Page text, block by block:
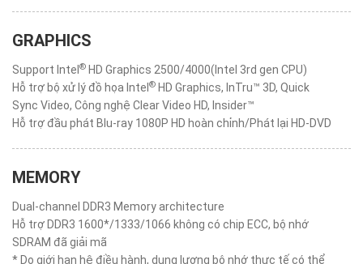
GRAPHICS
Support Intel ® HD Graphics 2500/4000(Intel 3rd gen CPU)
Hỗ trợ bộ xử lý đồ họa Intel ® HD Graphics, InTru™ 3D, Quick
Sync Video, Công nghệ Clear Video HD, Insider™
Hỗ trợ đầu phát Blu-ray 1080P HD hoàn chỉnh/Phát lại HD-DVD
MEMORY
Dual-channel DDR3 Memory architecture
Hỗ trợ DDR3 1600*/1333/1066 không có chip ECC, bộ nhớ
SDRAM đã giải mã
* Do giới hạn hệ điều hành, dung lượng bộ nhớ thực tế có thể